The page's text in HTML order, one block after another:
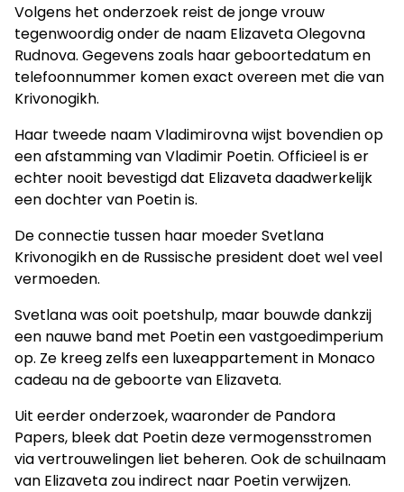
Volgens het onderzoek reist de jonge vrouw
tegenwoordig onder de naam Elizaveta Olegovna
Rudnova. Gegevens zoals haar geboortedatum en
telefoonnummer komen exact overeen met die van
Krivonogikh.
Haar tweede naam Vladimirovna wijst bovendien op
een afstamming van Vladimir Poetin. Officieel is er
echter nooit bevestigd dat Elizaveta daadwerkelijk
een dochter van Poetin is.
De connectie tussen haar moeder Svetlana
Krivonogikh en de Russische president doet wel veel
vermoeden.
Svetlana was ooit poetshulp, maar bouwde dankzij
een nauwe band met Poetin een vastgoedimperium
op. Ze kreeg zelfs een luxeappartement in Monaco
cadeau na de geboorte van Elizaveta.
Uit eerder onderzoek, waaronder de Pandora
Papers, bleek dat Poetin deze vermogensstromen
via vertrouwelingen liet beheren. Ook de schuilnaam
van Elizaveta zou indirect naar Poetin verwijzen.